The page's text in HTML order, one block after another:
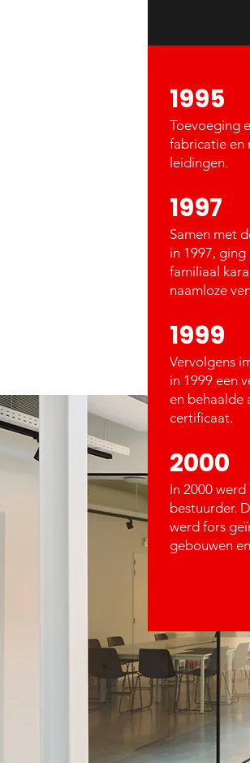
1995
Toevoeging
fabricatie en
leidingen.
1997
Samen met
in 1997,
familiaal
naamloze
1999
Vervolgens
in 1999 een
en behaalde
certificaat.
2000
In 2000
bestuurder.
werd fors
gebouwen